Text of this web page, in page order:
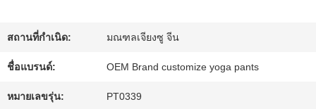
ติดต่อ
เรา
สถานที่กำเนิด: มณฑลเจียงซู จีน
ชื่อแบรนด์: OEM Brand customize yoga pants
หมายเลขรุ่น: PT0339